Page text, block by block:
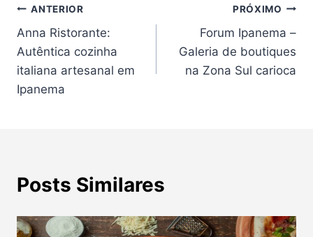
Navegação
de
Post
ANTERIOR
Anna Ristorante:
Autêntica cozinha
italiana artesanal em
Ipanema
PRÓXIMO
Forum Ipanema –
Galeria de boutiques
na Zona Sul carioca
Posts Similares